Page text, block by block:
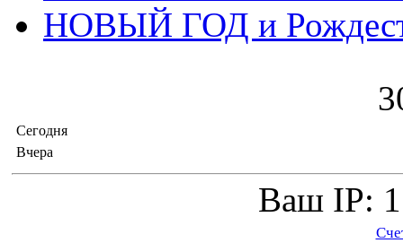
НОВЫЙ ГОД и
3
Сегодня
Вчера
Ваш IP: